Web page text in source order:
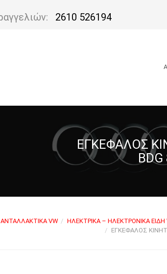
2610 526194
ΕΓΚΈΦΑΛΟΣ
ΑΝΤΑΛΛΑΚΤΙΚΆ VW ΗΛΕΚΤΡΙΚΆ – ΗΛΕΚΤΡΟΝΙΚΆ ΕΊΔΗ
ΕΓΚΈΦΑΛΟΣ